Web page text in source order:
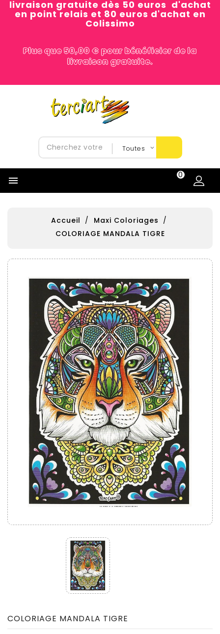
livraison gratuite dès 50 euros d'achat
en point relais et 80 euros d'achat en
Colissimo
Plus que 50,00 € pour bénéficier de la
livraison gratuite.

0
Accueil
Maxi Coloriages
COLORIAGE MANDALA TIGRE
COLORIAGE MANDALA TIGRE